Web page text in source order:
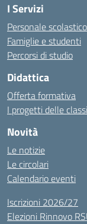
I Servizi
Personale scolastico
Famiglie e studenti
Percorsi di studio
Didattica
Offerta formativa
I progetti delle classi
Novità
Le notizie
Le circolari
Calendario eventi
Iscrizioni 2026/27
Elezioni Rinnovo